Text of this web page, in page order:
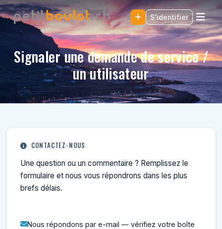
S'identifier
Signaler une demande de service /
un utilisateur
CONTACTEZ-NOUS
Une question ou un commentaire ? Remplissez le
formulaire et nous vous répondrons dans les plus
brefs délais.
Nous répondons par e-mail — vérifiez votre boîte